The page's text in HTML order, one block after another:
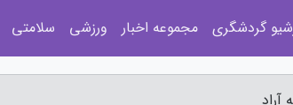
گردشگری مجموعه اخبار ورزشی سلامتی